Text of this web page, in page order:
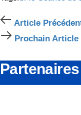
Article
Précédent
Article
Prochain
Prochain Article
Partenaires